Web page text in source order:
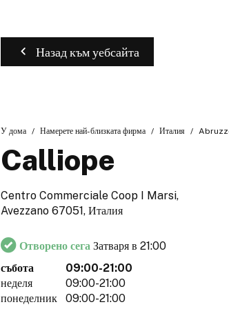
Назад към уебсайта
У дома Намерете най-близката фирма Италия
Calliope
Centro Commerciale Coop I Marsi,
Avezzano 67051, Италия
Отворено сега Затваря в 21:00
събота
09:00-21:00
неделя
09:00-21:00
понеделник
09:00-21:00